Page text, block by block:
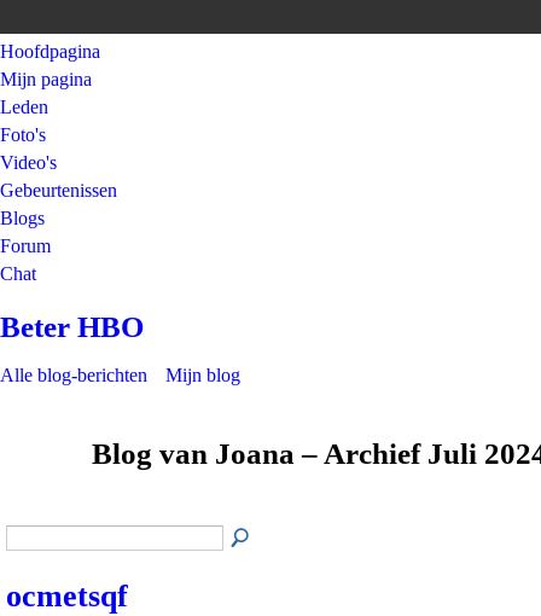
Hoofdpagina
Mijn pagina
Leden
Foto's
Video's
Gebeurtenissen
Blogs
Forum
Chat
Beter HBO
Alle blog-berichten Mijn blog
Blog van Joana – Archief Juli
ocmetsqf